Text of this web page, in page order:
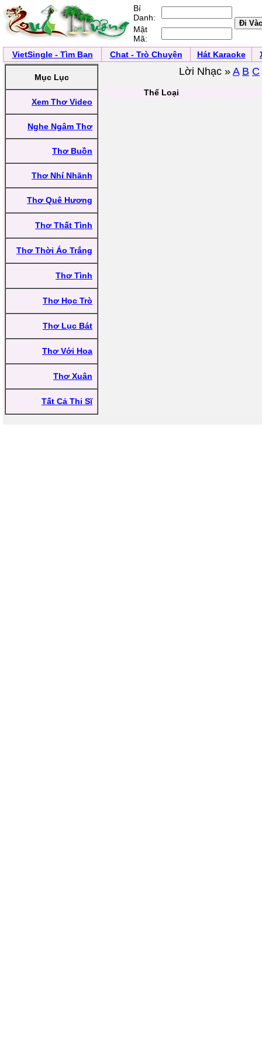
Bí
Danh:
Mật
Mã:
VietSingle - Tìm Bạn
Chat - Trò Chuyện Hát Karaoke
Mục Lục
Xem Thơ Video
Nghe Ngâm Thơ
Thơ Buồn
Thơ Nhí Nhãnh
Thơ Quê Hương
Thơ Thất Tình
Thơ Thời Áo Trắng
Thơ Tình
Thơ Học Trò
Thơ Lục Bát
Thơ Với Hoa
Thơ Xuân
Tất Cả Thi Sĩ
Lời Nhạc » A B C
Thể Loại